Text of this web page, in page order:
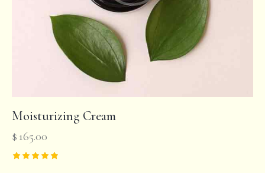
Moisturizing Cream
$ 165.00